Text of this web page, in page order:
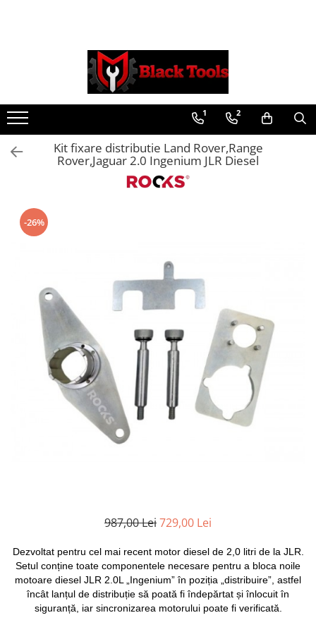
Scule Service Auto
Chei Si Truse De Chei
Chei combinate
Chei Combinate Cu Clichet
Chei Cotite
Clesti autoblocanti
Clesti pentru sertizat
Clesti service auto
Clesti universali
Clima/Aer conditionat
Cricuri cutie viteze
Dispozitive de sablat & accesorii
Dispozitive spalat piese
Dulapuri Bancuri Carucioare
Carucioare pentru marfa
Aparate taiere cu plasma
Autogen
Invertoare Sudura
Magneti fixare sudura
1 2
Kit fixare distributie Land Rover,Range
Rover,Jaguar 2.0 Ingenium JLR Diesel
-26%
987,00 Lei729,00 Lei
Dezvoltat pentru cel mai recent motor diesel de 2,0 litri de la JLR.
Setul conține toate componentele necesare pentru a bloca noile
motoare diesel JLR 2.0L „Ingenium” în poziția „distribuire”, astfel
încât lanțul de distribuție să poată fi îndepărtat și înlocuit în
siguranță, iar sincronizarea motorului poate fi verificată.